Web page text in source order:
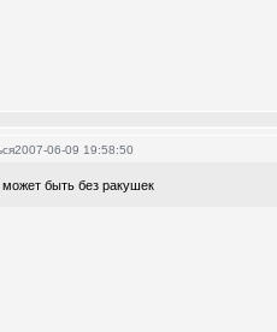
2007-06-09 19:58:50
может быть без ракушек